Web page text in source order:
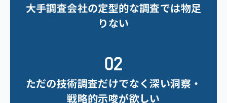
大手調査会社の定型的な調査では物足
りない
ただの技術調査だけでなく深い洞察・
戦略的示唆が欲しい